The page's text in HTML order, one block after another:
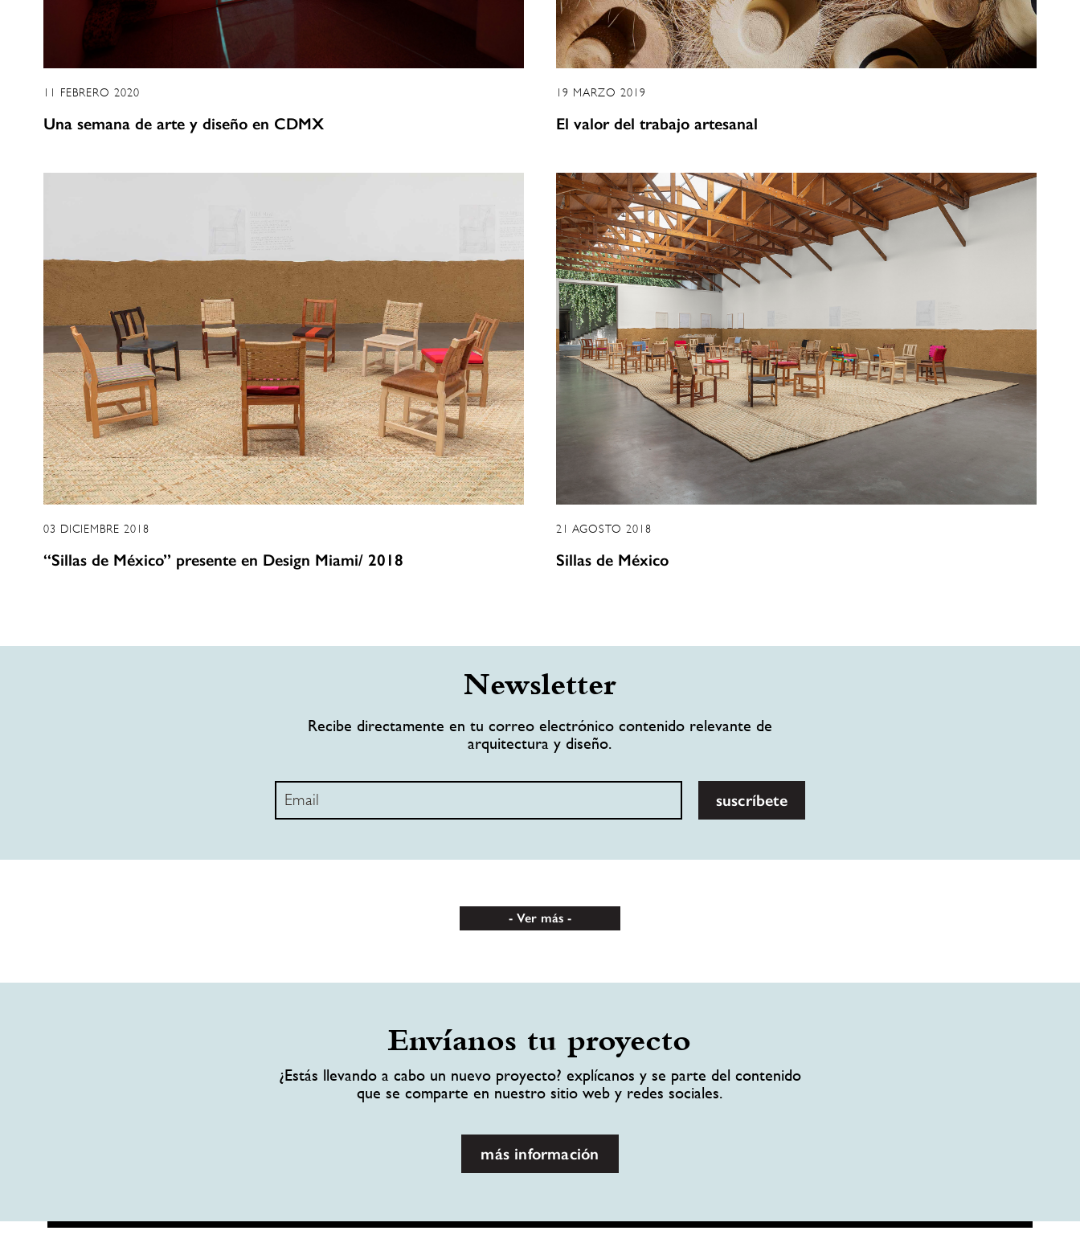
11 FEBRERO 2020
Una semana de arte y diseño en CDMX
19 MARZO 2019
El valor del trabajo artesanal
03 DICIEMBRE 2018
“Sillas de México” presente en Design Miami/ 2018
21 AGOSTO 2018
Sillas de México
Newsletter
Recibe directamente en tu correo electrónico contenido relevante de
arquitectura y diseño.
suscríbete
Ver más
Envíanos tu proyecto
¿Estás llevando a cabo un nuevo proyecto? explícanos y se parte del contenido
que se comparte en nuestro sitio web y redes sociales.
más información